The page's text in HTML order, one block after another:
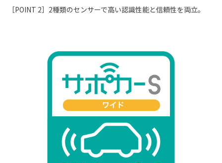
［POINT 2］2種類のセンサーで高い認識性能と信頼性を両立。